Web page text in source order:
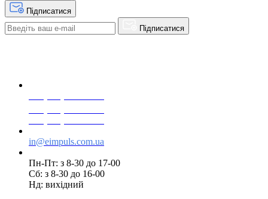
Підписатися
Підписатися
in@eimpuls.com.ua
Пн-Пт: з 8-30 до 17-00
Сб: з 8-30 до 16-00
Нд: вихідний